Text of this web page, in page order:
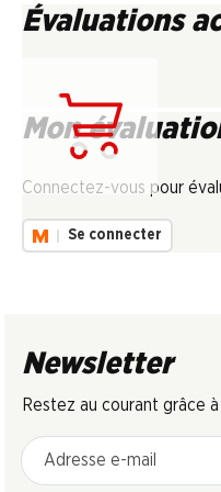
Évaluations
Mon
Connectez-vous pour
Se connecter
Newsletter
Restez au courant grâce
Adresse e-mail